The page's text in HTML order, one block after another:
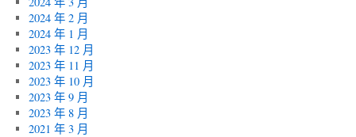
2024 年 2 月
2024 年 1 月
2023 年 12 月
2023 年 11 月
2023 年 10 月
2023 年 9 月
2023 年 8 月
2021 年 3 月